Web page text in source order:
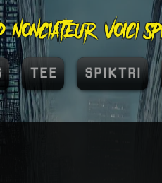
voici
TEE SPIKTRI